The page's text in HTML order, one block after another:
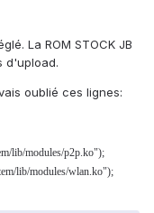
La ROM STOCK JB
d'upload.
oublié ces lignes:
lib/modules/p2p.ko");
lib/modules/wlan.ko");